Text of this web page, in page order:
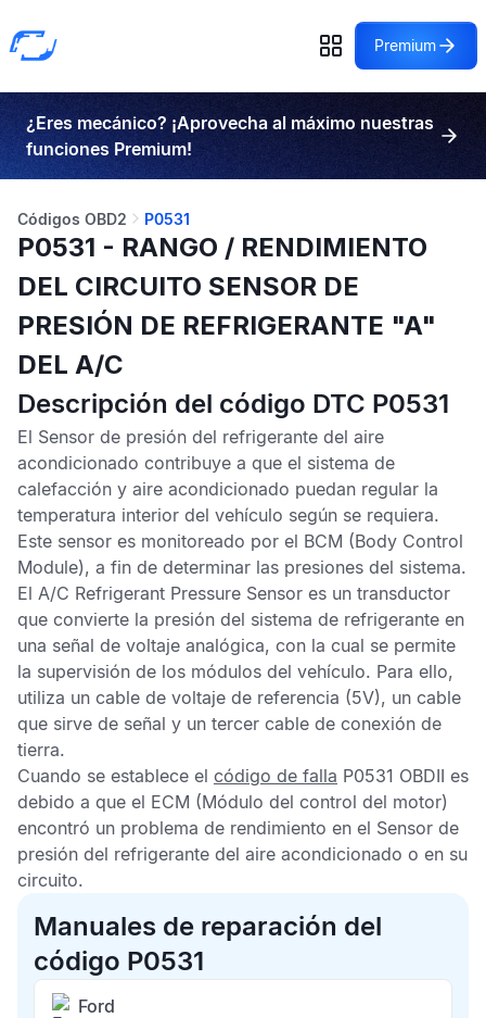
Premium
¿Eres mecánico? ¡Aprovecha al máximo nuestras
funciones Premium!
Códigos OBD2 P0531
P0531 - RANGO / RENDIMIENTO
DEL CIRCUITO SENSOR DE
PRESIÓN DE REFRIGERANTE "A"
DEL A/C
Descripción del código DTC P0531
El Sensor de presión del refrigerante del aire
acondicionado contribuye a que el sistema de
calefacción y aire acondicionado puedan regular la
temperatura interior del vehículo según se requiera.
Este sensor es monitoreado por el BCM (Body Control
Module), a fin de determinar las presiones del sistema.
El A/C Refrigerant Pressure Sensor es un transductor
que convierte la presión del sistema de refrigerante en
una señal de voltaje analógica, con la cual se permite
la supervisión de los módulos del vehículo. Para ello,
utiliza un cable de voltaje de referencia (5V), un cable
que sirve de señal y un tercer cable de conexión de
tierra.
Cuando se establece el código de falla P0531 OBDII es
debido a que el ECM (Módulo del control del motor)
encontró un problema de rendimiento en el Sensor de
presión del refrigerante del aire acondicionado o en su
circuito.
Manuales de reparación del
código P0531
Ford